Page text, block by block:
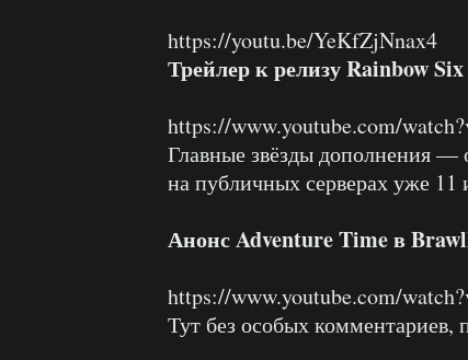
https://youtu.be/YeKfZjNnax4
Трейлер к релизу Rainbow
https://www.youtube.com/
Главные звёзды дополнения —
на публичных серверах уже 11
АнонсAdventure Time в
https://www.youtube.com/
Тут без особых